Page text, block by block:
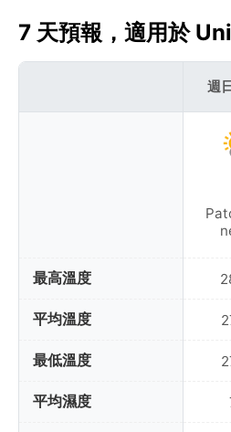
7 天預報，適用於
最高溫度
平均溫度
最低溫度
平均濕度
週